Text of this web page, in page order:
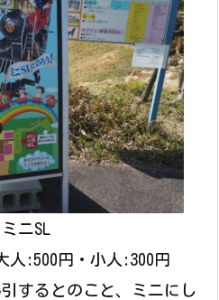
ニSL
人:500円・小人:300円
するとのこと、ミニにし